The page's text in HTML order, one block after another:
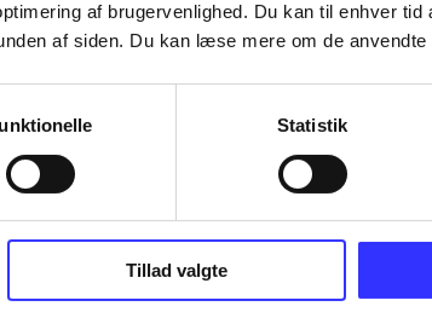
af brugervenlighed. Du kan til enhver
af siden. Du kan læse mere om de anvendte
Statistik
Tillad valgte
My little baby
Ninni - det